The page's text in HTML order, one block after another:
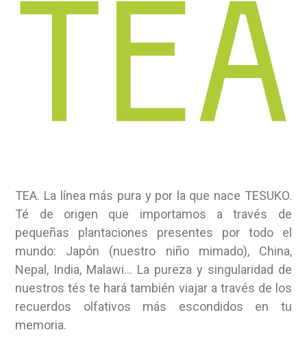
TEA. La línea más pura y por la que nace TESUKO.
Té de origen que importamos a través de
pequeñas plantaciones presentes por todo el
mundo: Japón (nuestro niño mimado), China,
Nepal, India, Malawi… La pureza y singularidad de
nuestros tés te hará también viajar a través de los
recuerdos olfativos más escondidos en tu
memoria.